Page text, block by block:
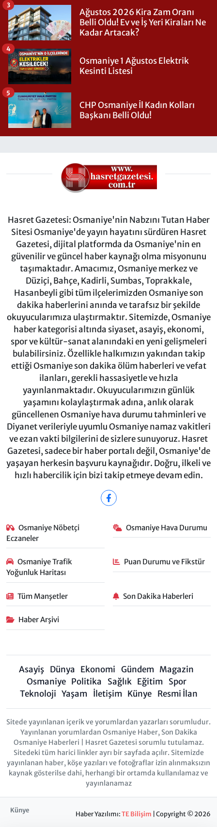
Ağustos 2026 Kira Zam Oranı
Belli Oldu! Ev ve İş Yeri Kiraları Ne
Kadar Artacak?
3
Osmaniye 1 Ağustos Elektrik
Kesinti Listesi
4
CHP Osmaniye İl Kadın Kolları
Başkanı Belli Oldu!
5
Hasret Gazetesi: Osmaniye'nin Nabzını Tutan Haber
Sitesi Osmaniye'de yayın hayatını sürdüren Hasret
Gazetesi, dijital platformda da Osmaniye'nin en
güvenilir ve güncel haber kaynağı olma misyonunu
taşımaktadır. Amacımız, Osmaniye merkez ve
Düziçi, Bahçe, Kadirli, Sumbas, Toprakkale,
Hasanbeyli gibi tüm ilçelerimizden Osmaniye son
dakika haberlerini anında ve tarafsız bir şekilde
okuyucularımıza ulaştırmaktır. Sitemizde, Osmaniye
haber kategorisi altında siyaset, asayiş, ekonomi,
spor ve kültür-sanat alanındaki en yeni gelişmeleri
bulabilirsiniz. Özellikle halkımızın yakından takip
ettiği Osmaniye son dakika ölüm haberleri ve vefat
ilanları, gerekli hassasiyetle ve hızla
yayınlanmaktadır. Okuyucularımızın günlük
yaşamını kolaylaştırmak adına, anlık olarak
güncellenen Osmaniye hava durumu tahminleri ve
Diyanet verileriyle uyumlu Osmaniye namaz vakitleri
ve ezan vakti bilgilerini de sizlere sunuyoruz. Hasret
Gazetesi, sadece bir haber portalı değil, Osmaniye'de
yaşayan herkesin başvuru kaynağıdır. Doğru, ilkeli ve
hızlı habercilik için bizi takip etmeye devam edin.
Osmaniye Nöbetçi
Eczaneler
Osmaniye Hava Durumu
Osmaniye Trafik
Yoğunluk Haritası
Puan Durumu ve Fikstür
Tüm Manşetler Son Dakika Haberleri
Haber Arşivi
Asayiş Dünya Ekonomi Gündem Magazin
Osmaniye Politika Sağlık Eğitim
Spor
Teknoloji Yaşam İletişim Künye Resmi İlan
Sitede yayınlanan içerik ve yorumlardan yazarları sorumludur.
Yayınlanan yorumlardan Osmaniye Haber, Son Dakika
Osmaniye Haberleri | Hasret Gazetesi sorumlu tutulamaz.
Sitedeki tüm harici linkler ayrı bir sayfada açılır. Sitemizde
yayınlanan haber, köşe yazıları ve fotoğraflar izin alınmaksızın
kaynak gösterilse dahi, herhangi bir ortamda kullanılamaz ve
yayınlanamaz
Künye Haber Yazılımı:TE Bilişim | Copyright © 2026